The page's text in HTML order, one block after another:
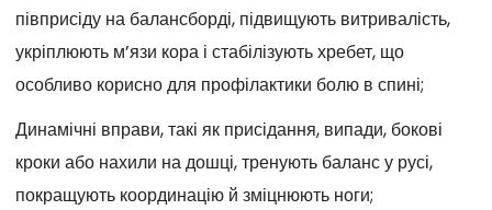
півприсіду на балансборді, підвищують витривалість,
укріплюють м’язи кора і стабілізують хребет, що
особливо корисно для профілактики болю в спині;
Динамічні вправи, такі як присідання, випади, бокові
кроки або нахили на дошці, тренують баланс у русі,
покращують координацію й зміцнюють ноги;